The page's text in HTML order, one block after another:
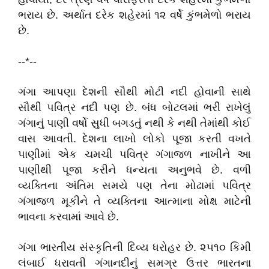
ભરાય છે. અર્થાત દરેક શહેરમાં ૧૨ વર્ષે કુંભમેળો ભરાય
છે.
--*--
ગંગા આપણા દેશની સૌથી મોટી નદી હોવાની સાથે
સૌથી પવિત્ર નદી પણ છે. બંધ બોટલમાં ભરી રાખેલું
ગંગાનું પાણી વર્ષો સુધી બગડતું નથી કે નથી તેમાંથી કોઈ
વાસ આવતી. દેશના લાખો લોકો પૂજા કરતી વખતે
પાણીમાં એક ચમચી પવિત્ર ગંગાજળ નાખીને આ
પાણીથી પૂજા કરીને ધન્યતા અનુભવે છે. વળી
વ્યક્તિના અંતિમ સમયે પણ તેના મોઢામાં પવિત્ર
ગંગાજળ મૂકીને તે વ્યક્તિના આત્માના મોક્ષ માટેની
ભાવના કરવામાં આવે છે.
ગંગા ભારતીય સંસ્કૃતિની દિવ્ય ધરોહર છે. ૨૫૧૦ કિમી
લંબાઈ ધરાવતી ગંગાનદીનું સમગ્ર ઉત્તર ભારતના